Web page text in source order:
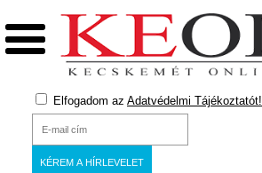
Elfogadom az Adatvédelmi Tájékoztatót!